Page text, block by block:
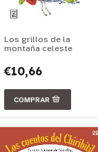
Los grillos de la
montaña celeste
€10,66